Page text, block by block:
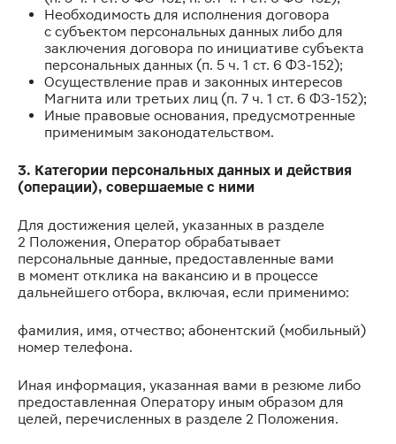
Необходимость для исполнения договора
с субъектом персональных данных либо для
заключения договора по инициативе субъекта
персональных данных (п. 5 ч. 1 ст. 6 ФЗ-152);
Осуществление прав и законных интересов
Магнита или третьих лиц (п. 7 ч. 1 ст. 6 ФЗ-152);
Иные правовые основания, предусмотренные
применимым законодательством.
3. Категории персональных данных и действия
(операции), совершаемые с ними
Для достижения целей, указанных в разделе
2 Положения, Оператор обрабатывает
персональные данные, предоставленные вами
в момент отклика на вакансию и в процессе
дальнейшего отбора, включая, если применимо:
фамилия, имя, отчество; абонентский (мобильный)
номер телефона.
Иная информация, указанная вами в резюме либо
предоставленная Оператору иным образом для
целей, перечисленных в разделе 2 Положения.